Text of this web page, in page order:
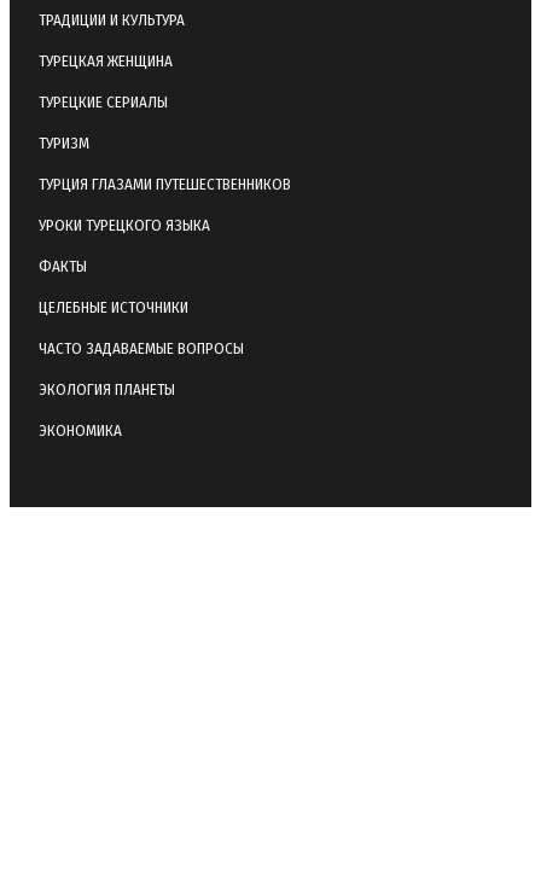
ТРАДИЦИИ И КУЛЬТУРА
ТУРЕЦКАЯ ЖЕНЩИНА
ТУРЕЦКИЕ СЕРИАЛЫ
ТУРИЗМ
ТУРЦИЯ ГЛАЗАМИ ПУТЕШЕСТВЕННИКОВ
УРОКИ ТУРЕЦКОГО ЯЗЫКА
ФАКТЫ
ЦЕЛЕБНЫЕ ИСТОЧНИКИ
ЧАСТО ЗАДАВАЕМЫЕ ВОПРОСЫ
ЭКОЛОГИЯ ПЛАНЕТЫ
ЭКОНОМИКА